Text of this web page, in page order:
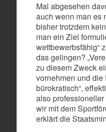
Mal abgesehen
auch wenn man es
bisher trotzdem
man ein Ziel
wettbewerbsfähig“
das gelingen?
zu diesem Zweck
vornehmen und die
bürokratisch“,
also
wir mit dem
erklärt die